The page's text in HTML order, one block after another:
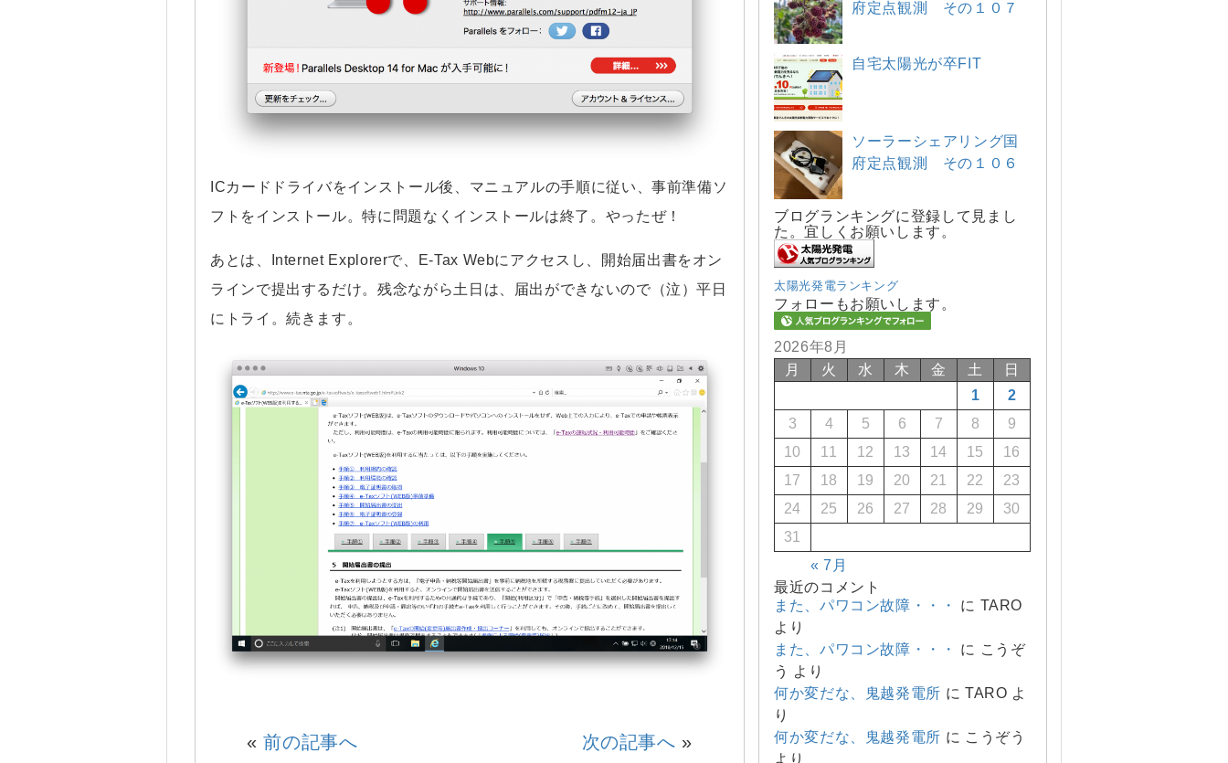
ICカードドライバをインストール後、マニュアルの手順に従い、事前準備ソ
フトをインストール。特に問題なくインストールは終了。やったぜ！
あとは、Internet Explorerで、E-Tax Webにアクセスし、開始届出書をオン
ラインで提出するだけ。残念ながら土日は、届出ができないので（泣）平日
にトライ。続きます。
«前の記事へ 次の記事へ »
府定点観測 その１０７
自宅太陽光が卒FIT
ソーラーシェアリング国
府定点観測 その１０６
ブログランキングに登録して見まし
た。宜しくお願いします。
太陽光発電ランキング
フォローもお願いします。
2026年8月
月
火 水 木 金 土 日
« 7月
1
2
3
4 5 6 7 8
9
10
11 12 13 14 15
16
17
18 19 20 21 22
23
24
25 26 27 28 29
30
31
最近のコメント
また、パワコン故障・・・
に TARO
より
また、パワコン故障・・・
に こうぞ
う
より
何か変だな、鬼越発電所 に TARO よ
り
何か変だな、鬼越発電所 に こうぞう
より